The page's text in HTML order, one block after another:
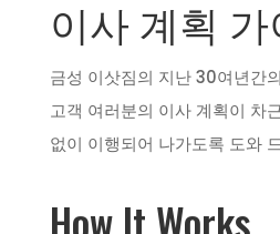
이사 계획
금성 이삿짐의 지난 30여년간
고객 여러분의 이사 계획이 차
없이 이행되어 나가도록 도와
How It Works